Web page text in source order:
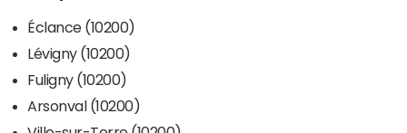
Éclance (10200)
Lévigny (10200)
Fuligny (10200)
Arsonval (10200)